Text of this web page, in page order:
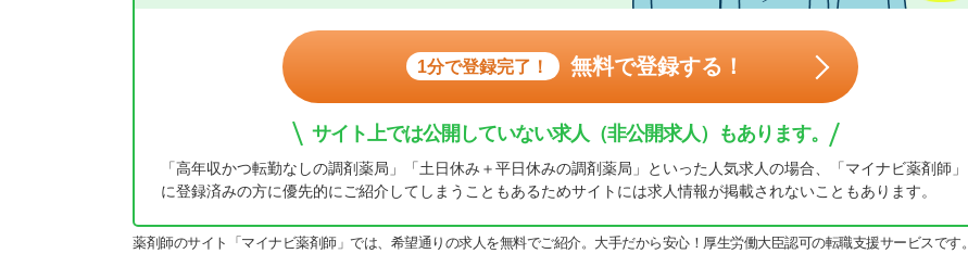
1分で登録完了！ 無料で登録する！
サイト上では公開していない求人（非公開求人）もあります。
「高年収かつ転勤なしの調剤薬局」「土日休み＋平日休みの調剤薬局」といった人気求人の場合、「マイナビ薬剤師」
に登録済みの方に優先的にご紹介してしまうこともあるためサイトには求人情報が掲載されないこともあります。
薬剤師のサイト「マイナビ薬剤師」では、希望通りの求人を無料でご紹介。大手だから安心！厚生労働大臣認可の転職支援サービスです。